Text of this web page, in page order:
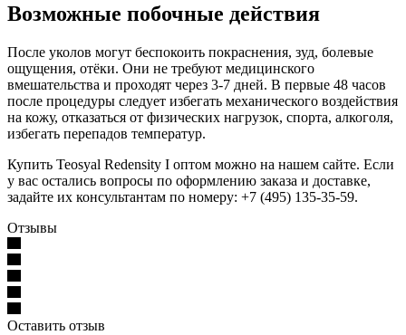
Возможные побочные действия
После уколов могут беспокоить покраснения, зуд, болевые
ощущения, отёки. Они не требуют медицинского
вмешательства и проходят через 3-7 дней. В первые 48 часов
после процедуры следует избегать механического воздействия
на кожу, отказаться от физических нагрузок, спорта, алкоголя,
избегать перепадов температур.
Купить Teosyal Redensity I оптом можно на нашем сайте. Если
у вас остались вопросы по оформлению заказа и доставке,
задайте их консультантам по номеру: +7 (495) 135-35-59.
Отзывы
Оставить отзыв